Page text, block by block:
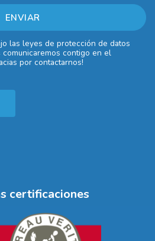
las leyes de protección de datos
contigo en el
por contactarnos!
certificaciones